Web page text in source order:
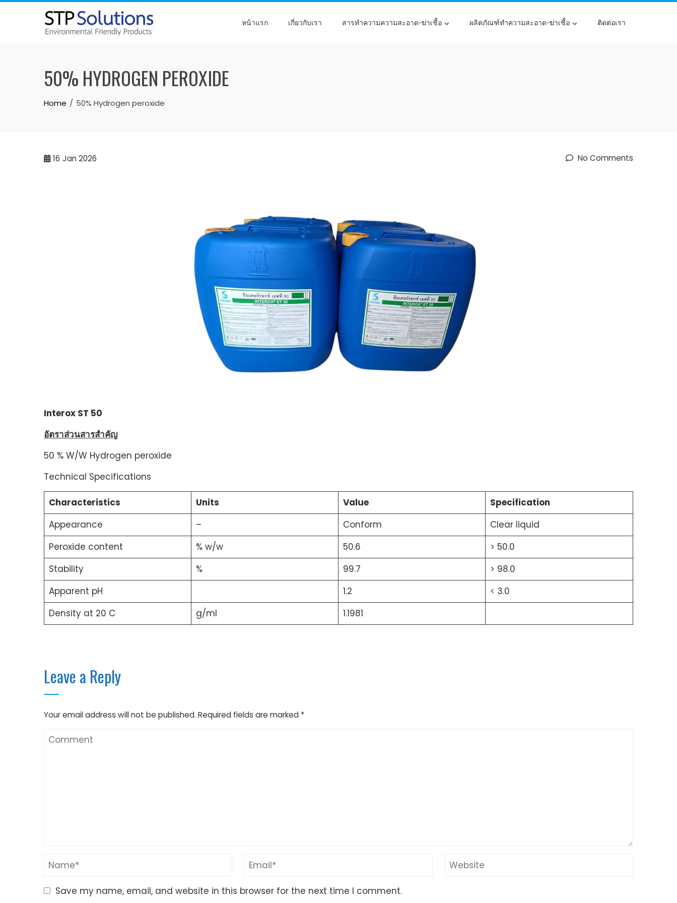
Skip
หน้าแรก เกี่ยวกับเรา สารทำความความสะอาด-ฆ่าเชื้อ ผลิตภัณฑ์ทำความสะอาด-ฆ่าเชื้อ ติดต่อเรา
50% HYDROGEN PEROXIDE
Home 50% Hydrogen peroxide
16 Jan 2026 No Comments
Interox ST 50
อัตราส่วนสารสำคัญ
50 % W/W Hydrogen peroxide
Technical Specifications
Characteristics Units Value
Specification
Appearance
– Conform
Clear liquid
Peroxide content
% w/w 50.6
> 50.0
Stability
% 99.7
> 98.0
Apparent pH
1.2
< 3.0
Density at 20 C
g/ml 1.1981
Leave a Reply
Your email address will not be published. Required fields are marked *
Save my name, email, and website in this browser for the next time I comment.